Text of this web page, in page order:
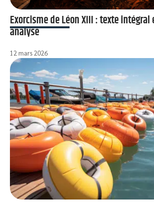
Exorcisme de Léon XIII : texte
analyse
12 mars 2026